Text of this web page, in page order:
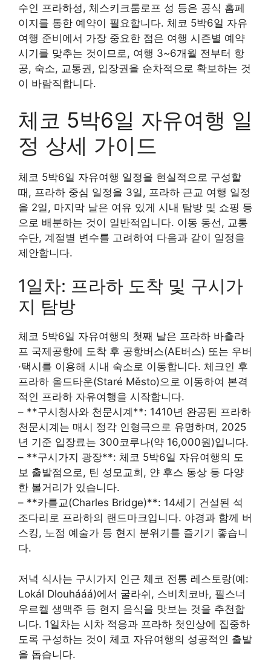
수인 프라하성, 체스키크룸로프 성 등은 공식 홈페
이지를 통한 예약이 필요합니다. 체코 5박6일 자유
여행 준비에서 가장 중요한 점은 여행 시즌별 예약
시기를 맞추는 것이므로, 여행 3~6개월 전부터 항
공, 숙소, 교통권, 입장권을 순차적으로 확보하는 것
이 바람직합니다.
체코 5박6일 자유여행 일
정 상세 가이드
체코 5박6일 자유여행 일정을 현실적으로 구성할
때, 프라하 중심 일정을 3일, 프라하 근교 여행 일정
을 2일, 마지막 날은 여유 있게 시내 탐방 및 쇼핑 등
으로 배분하는 것이 일반적입니다. 이동 동선, 교통
수단, 계절별 변수를 고려하여 다음과 같이 일정을
제안합니다.
1일차: 프라하 도착 및 구시가
지 탐방
체코 5박6일 자유여행의 첫째 날은 프라하 바츨라
프 국제공항에 도착 후 공항버스(AE버스) 또는 우버
·택시를 이용해 시내 숙소로 이동합니다. 체크인 후
프라하 올드타운(Staré Město)으로 이동하여 본격
적인 프라하 자유여행을 시작합니다.
– **구시청사와 천문시계**: 1410년 완공된 프라하
천문시계는 매시 정각 인형극으로 유명하며, 2025
년 기준 입장료는 300코루나(약 16,000원)입니다.
– **구시가지 광장**: 체코 5박6일 자유여행의 도
보 출발점으로, 틴 성모교회, 얀 후스 동상 등 다양
한 볼거리가 있습니다.
– **카를교(Charles Bridge)**: 14세기 건설된 석
조다리로 프라하의 랜드마크입니다. 야경과 함께 버
스킹, 노점 예술가 등 현지 분위기를 즐기기 좋습니
다.
저녁 식사는 구시가지 인근 체코 전통 레스토랑(예:
Lokál Dlouhááá)에서 굴라쉬, 스비치코바, 필스너
우르켈 생맥주 등 현지 음식을 맛보는 것을 추천합
니다. 1일차는 시차 적응과 프라하 첫인상에 집중하
도록 구성하는 것이 체코 자유여행의 성공적인 출발
을 돕습니다.